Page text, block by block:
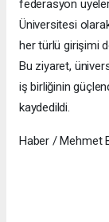
federasyon
Üniversitesi
her türlü girişimi
Bu ziyaret,
iş birliğinin
kaydedildi.
Haber / Mehmet